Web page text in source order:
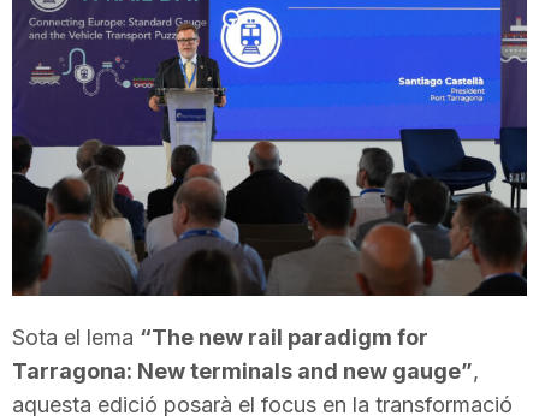
t
d
e
T
a
Sota el lema “The new rail paradigm for
Tarragona: New terminals and new gauge”,
aquesta edició posarà el focus en la transformació